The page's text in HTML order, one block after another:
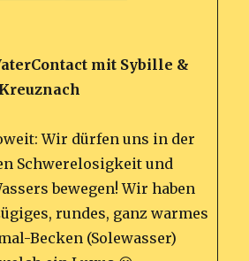
mit Sybille &
Wir dürfen uns in der
Schwerelosigkeit und
bewegen! Wir haben
rundes, ganz warmes
Becken (Solewasser)